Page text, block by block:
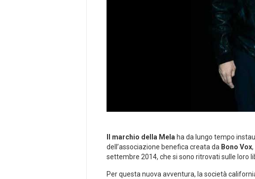
Il marchio della Mela ha da lungo tempo
dell’associazione benefica creata da Bono Vox,
settembre 2014, che si sono ritrovati sulle loro
Per questa nuova avventura, la società